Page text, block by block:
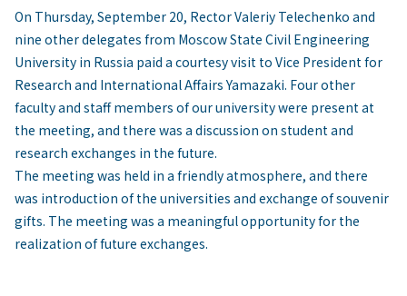
On Thursday, September 20, Rector Valeriy Telechenko and
nine other delegates from Moscow State Civil Engineering
University in Russia paid a courtesy visit to Vice President for
Research and International Affairs Yamazaki. Four other
faculty and staff members of our university were present at
the meeting, and there was a discussion on student and
research exchanges in the future.
The meeting was held in a friendly atmosphere, and there
was introduction of the universities and exchange of souvenir
gifts. The meeting was a meaningful opportunity for the
realization of future exchanges.